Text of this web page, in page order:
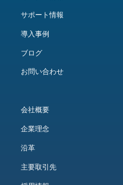
サポート情報
導入事例
ブログ
お問い合わせ
会社概要
企業理念
沿革
主要取引先